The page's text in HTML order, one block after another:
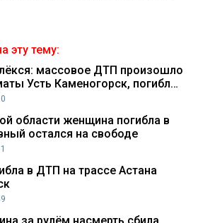
эту тему:
массовое ДТП произошло
Усть Каменогорск, погибла
области женщина погибла в
остался на свободе
в ДТП на трассе Астана